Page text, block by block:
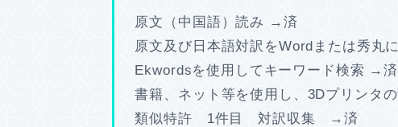
原文（中国語）読み →済
原文及び日本語対訳をWordまたは秀丸
Ekwordsを使用してキーワード検索 →済
書籍、ネット等を使用し、3Dプリンタ
類似特許 1件目 対訳収集 →済